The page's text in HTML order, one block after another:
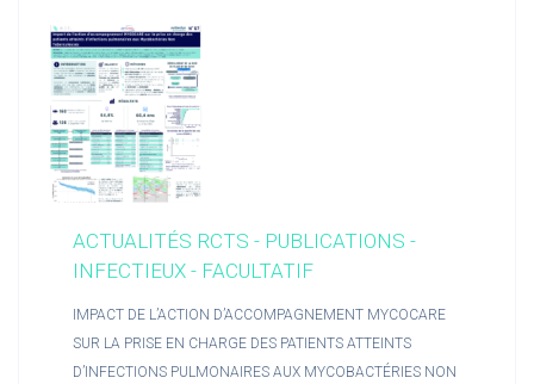
Nous découvrir
Actualités RCTs
RCTs recrute
Contact
Accueil
ACTUALITÉS RCTS - PUBLICATIONS -
INFECTIEUX - FACULTATIF
IMPACT DE L’ACTION D’ACCOMPAGNEMENT MYCOCARE
SUR LA PRISE EN CHARGE DES PATIENTS ATTEINTS
D’INFECTIONS PULMONAIRES AUX MYCOBACTÉRIES NON